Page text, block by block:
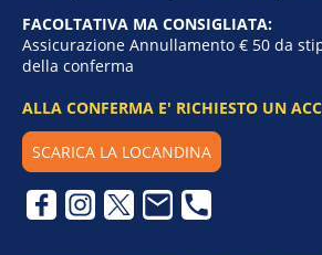
FACOLTATIVA MA CONSIGLIATA:
Assicurazione Annullamento € 50 da
della conferma
ALLA CONFERMA E' RICHIESTO UN
SCARICA LA LOCANDINA